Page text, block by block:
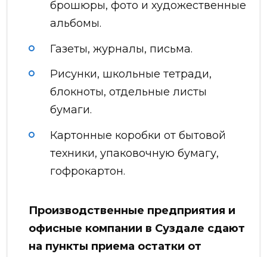
брошюры, фото и художественные
альбомы.
Газеты, журналы, письма.
Рисунки, школьные тетради,
блокноты, отдельные листы
бумаги.
Картонные коробки от бытовой
техники, упаковочную бумагу,
гофрокартон.
Производственные предприятия и
офисные компании в Суздале сдают
на пункты приема остатки от